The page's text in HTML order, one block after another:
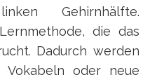
Gehirnhälfte.
die das
Dadurch werden
Vokabeln oder neue